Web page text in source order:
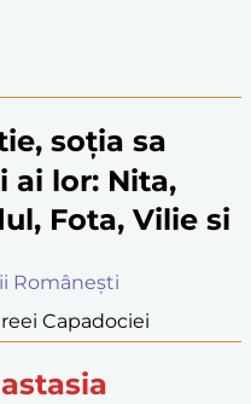
soția sa
ai lor: Nita,
Fota, Vilie si
Românești
Capadociei